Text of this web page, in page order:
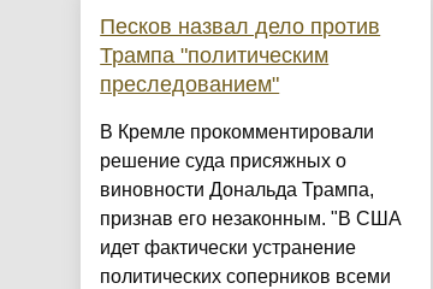
Песков назвал дело против
Трампа "политическим
преследованием"
В Кремле прокомментировали
решение суда присяжных о
виновности Дональда Трампа,
признав его незаконным. "В США
идет фактически устранение
политических соперников всеми